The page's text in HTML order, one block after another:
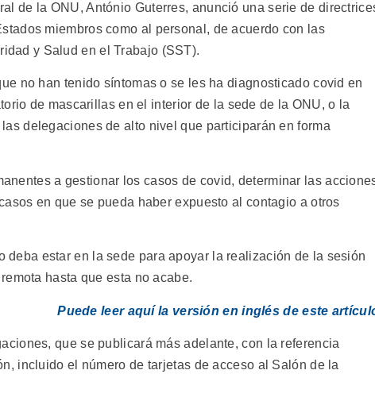
de la ONU, António Guterres, anunció una serie de
miembros como al personal, de acuerdo con las
y Salud en el Trabajo (SST).
no han tenido síntomas o se les ha diagnosticado covid en
de mascarillas en el interior de la sede de la ONU, o la
delegaciones de alto nivel que participarán en forma
a gestionar los casos de covid, determinar las
en que se pueda haber expuesto al contagio a otros
deba estar en la sede para apoyar la realización de la sesión
hasta que esta no acabe.
Puede leer aquí la versión en inglés de este
que se publicará más adelante, con la referencia
incluido el número de tarjetas de acceso al Salón de la